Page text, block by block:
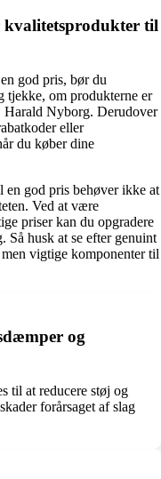
til
god pris, bør du
tjekke, om produkterne er
Harald Nyborg. Derudover
eller
du køber dine
en god pris behøver ikke at
Ved at være
priser kan du opgradere
Så husk at se efter genuint
vigtige komponenter til
og
til at reducere støj og
forårsaget af slag